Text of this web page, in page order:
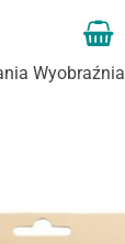
Wyobraźnia